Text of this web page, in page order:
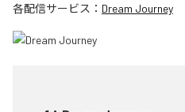
各配信サービス： Dream Journey